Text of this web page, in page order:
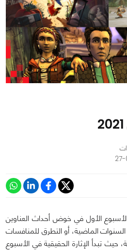
الأول في خوض أحداث العناوين
الماضية، أو التطرق للمنافسات
حيث تبدأ الإثارة الحقيقية في الأسبوع